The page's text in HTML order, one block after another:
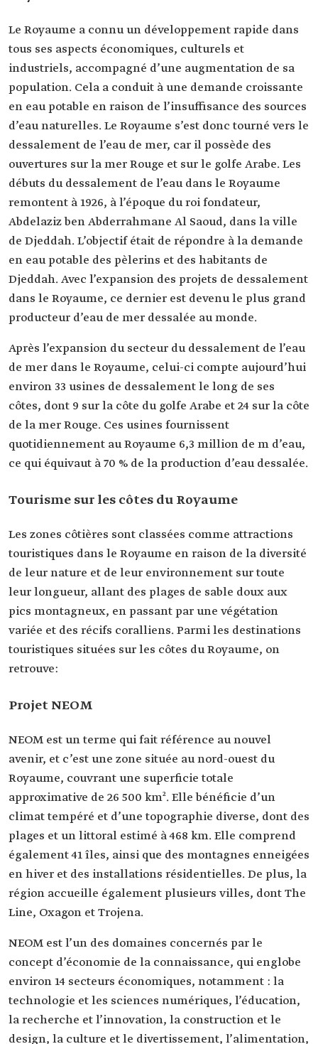
Le Royaume a connu un développement rapide dans
tous ses aspects économiques, culturels et
industriels, accompagné d’une augmentation de sa
population. Cela a conduit à une demande croissante
en eau potable en raison de l’insuffisance des sources
d’eau naturelles. Le Royaume s’est donc tourné vers le
dessalement de l’eau de mer, car il possède des
ouvertures sur la mer Rouge et sur le golfe Arabe. Les
débuts du dessalement de l’eau dans le Royaume
remontent à 1926, à l’époque du roi fondateur,
Abdelaziz ben Abderrahmane Al Saoud, dans la ville
de Djeddah. L’objectif était de répondre à la demande
en eau potable des pèlerins et des habitants de
Djeddah. Avec l’expansion des projets de dessalement
dans le Royaume, ce dernier est devenu le plus grand
producteur d’eau de mer dessalée au monde.
Après l’expansion du secteur du dessalement de l’eau
de mer dans le Royaume, celui-ci compte aujourd’hui
environ 33 usines de dessalement le long de ses
côtes, dont 9 sur la côte du golfe Arabe et 24 sur la côte
de la mer Rouge. Ces usines fournissent
quotidiennement au Royaume 6,3 million de m d’eau,
ce qui équivaut à 70 % de la production d’eau dessalée.
Tourisme sur les côtes du Royaume
Les zones côtières sont classées comme attractions
touristiques dans le Royaume en raison de la diversité
de leur nature et de leur environnement sur toute
leur longueur, allant des plages de sable doux aux
pics montagneux, en passant par une végétation
variée et des récifs coralliens. Parmi les destinations
touristiques situées sur les côtes du Royaume, on
retrouve:
Projet NEOM
NEOM est un terme qui fait référence au nouvel
avenir, et c’est une zone située au nord-ouest du
Royaume, couvrant une superficie totale
approximative de 26 500 km². Elle bénéficie d’un
climat tempéré et d’une topographie diverse, dont des
plages et un littoral estimé à 468 km. Elle comprend
également 41 îles, ainsi que des montagnes enneigées
en hiver et des installations résidentielles. De plus, la
région accueille également plusieurs villes, dont The
Line, Oxagon et Trojena.
NEOM est l’un des domaines concernés par le
concept d’économie de la connaissance, qui englobe
environ 14 secteurs économiques, notamment : la
technologie et les sciences numériques, l’éducation,
la recherche et l’innovation, la construction et le
design, la culture et le divertissement, l’alimentation,